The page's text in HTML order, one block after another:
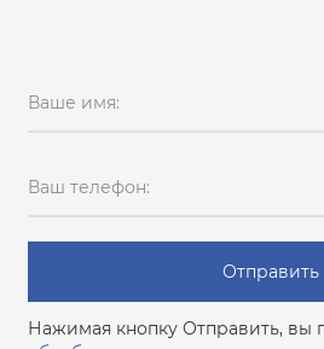
Ваше имя:
Ваш телефон:
Отправить
Нажимая кнопку Отправить, вы